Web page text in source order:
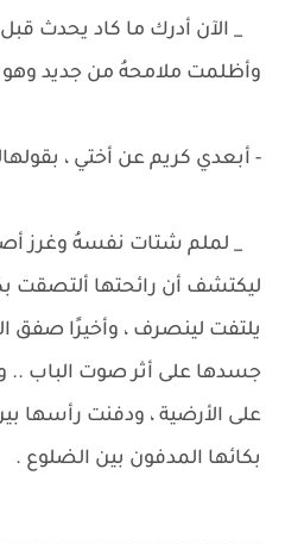
_ الآن أدرك ما كاد يحدث
وأظلمت ملامحهُ من جديد
- أبعدي كريم عن أختي ،
_ لملم شتات نفسهُ وغرز
ليكتشف أن رائحتها ألتصقت
يلتفت لينصرف ، وأخيرًا صفق
جسدها على أثر صوت الباب ..
على الأرضية ، ودفنت رأسها
بكائها المدفون بين الضلوع .